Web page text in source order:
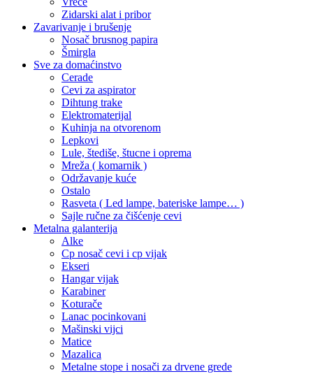
Zidarski alat i pribor
Zavarivanje i brušenje
Nosač brusnog papira
Šmirgla
Sve za domaćinstvo
Cerade
Cevi za aspirator
Dihtung trake
Elektromaterijal
Kuhinja na otvorenom
Lepkovi
Lule, štediše, štucne i oprema
Mreža ( komarnik )
Održavanje kuće
Ostalo
Rasveta ( Led lampe, bateriske lampe… )
Sajle ručne za čišćenje cevi
Metalna galanterija
Alke
Cp nosač cevi i cp vijak
Ekseri
Hangar vijak
Karabiner
Koturače
Lanac pocinkovani
Mašinski vijci
Matice
Mazalica
Metalne stope i nosači za drvene grede